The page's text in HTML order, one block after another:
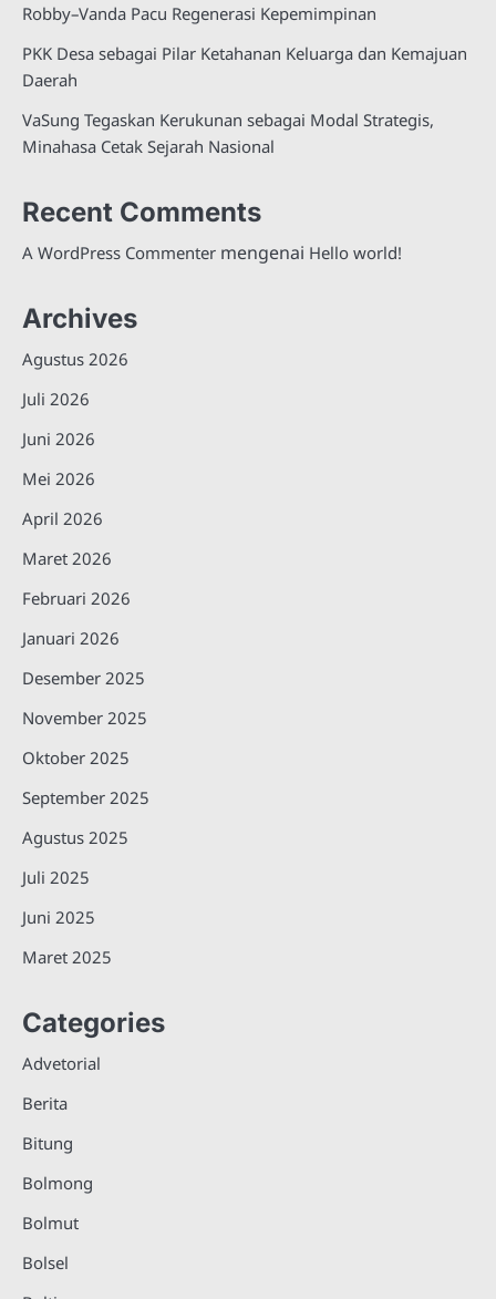
Robby–Vanda Pacu Regenerasi Kepemimpinan
PKK Desa sebagai Pilar Ketahanan Keluarga dan Kemajuan
Daerah
VaSung Tegaskan Kerukunan sebagai Modal Strategis,
Minahasa Cetak Sejarah Nasional
Recent Comments
A WordPress Commenter mengenai Hello world!
Archives
Agustus 2026
Juli 2026
Juni 2026
Mei 2026
April 2026
Maret 2026
Februari 2026
Januari 2026
Desember 2025
November 2025
Oktober 2025
September 2025
Agustus 2025
Juli 2025
Juni 2025
Maret 2025
Categories
Advetorial
Berita
Bitung
Bolmong
Bolmut
Bolsel